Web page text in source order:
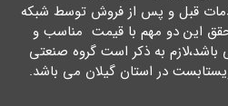
قبل و پس از فروش توسط شبکه
این دو مهم با قیمت مناسب و
باشد،لازم به ذکر است گروه صنعتی
در استان گیلان می باشد.